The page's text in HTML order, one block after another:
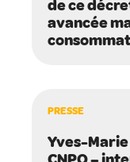
de ce
avancée
PRESSE
Yves-